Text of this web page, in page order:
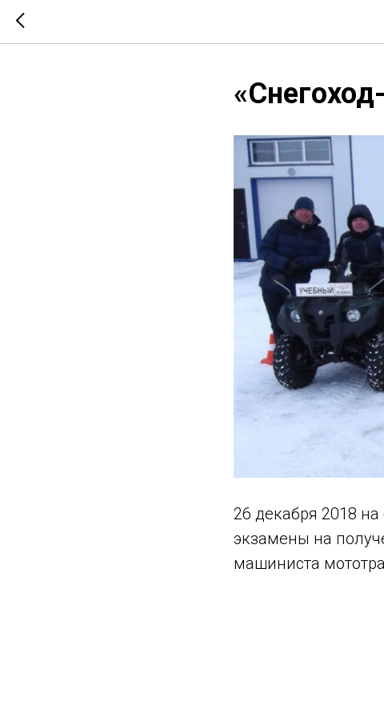
26 декабря 2018
экзамены на
машиниста